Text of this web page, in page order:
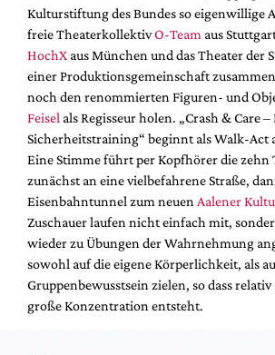
Kulturstiftung des Bundes so eigenwillige
freie TheaterkollektivO-Team aus
HochX aus München und das Theater der
einer Produktionsgemeinschaft
noch den renommierten Figuren- und
Feisel als Regisseur holen. „Crash & Care –
Sicherheitstraining“ beginnt als Walk-Act
Eine Stimme führt per Kopfhörer die
zunächst an eine vielbefahrene Straße,
Eisenbahntunnel zum neuen Aalener
Zuschauer laufen nicht einfach mit,
wieder zu Übungen der Wahrnehmung
sowohl auf die eigene Körperlichkeit, als
Gruppenbewusstsein zielen, so dass
große Konzentration entsteht.